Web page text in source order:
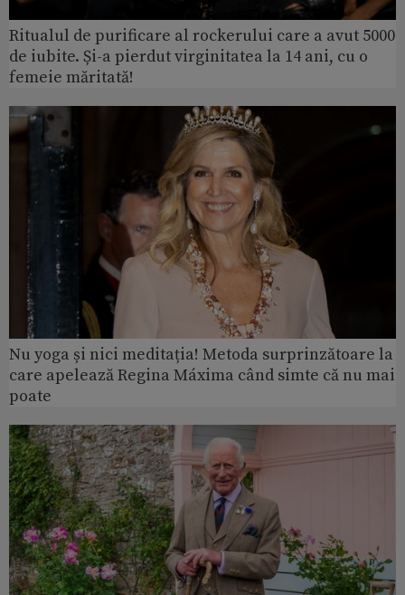
Ritualul de purificare al rockerului care a avut 5000
de iubite. Și-a pierdut virginitatea la 14 ani, cu o
femeie măritată!
Nu yoga și nici meditația! Metoda surprinzătoare la
care apelează Regina Máxima când simte că nu mai
poate